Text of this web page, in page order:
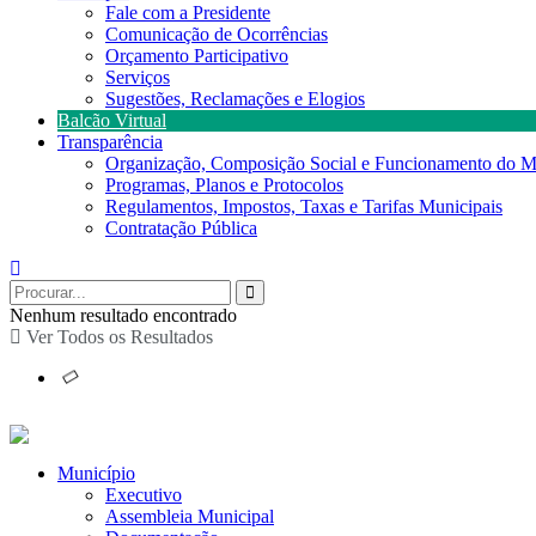
Fale com a Presidente
Comunicação de Ocorrências
Orçamento Participativo
Serviços
Sugestões, Reclamações e Elogios
Balcão Virtual
Transparência
Organização, Composição Social e Funcionamento do
Programas, Planos e Protocolos
Regulamentos, Impostos, Taxas e Tarifas Municipais
Contratação Pública
Nenhum resultado encontrado
Ver Todos os Resultados
Município
Executivo
Assembleia Municipal